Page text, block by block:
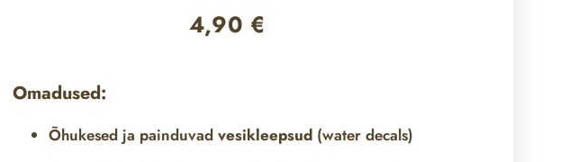
4,90 €
Omadused:
Õhukesed ja painduvadvesikleepsud (water decals)